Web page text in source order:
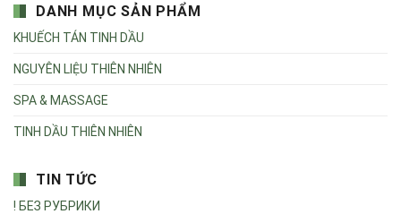
DANH MỤC SẢN PHẨM
KHUẾCH TÁN TINH DẦU
NGUYÊN LIỆU THIÊN NHIÊN
SPA & MASSAGE
TINH DẦU THIÊN NHIÊN
TIN TỨC
! БЕЗ РУБРИКИ